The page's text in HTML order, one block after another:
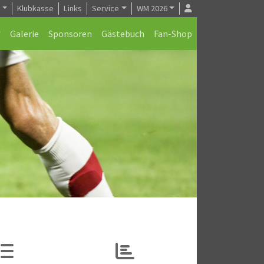
Klubkasse Links Service WM 2026
Galerie Sponsoren Gästebuch Fan-Shop